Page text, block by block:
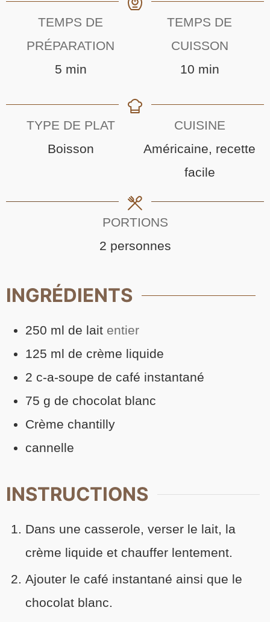
TEMPS DE
PRÉPARATION
5minutes
min
TEMPS DE
CUISSON
10minutes
min
TYPE DE PLAT
Boisson
CUISINE
Américaine, recette
facile
PORTIONS
2 personnes
INGRÉDIENTS
250 ml de lait entier
125 ml de crème liquide
2 c-a-soupe de café instantané
75 g de chocolat blanc
Crème chantilly
cannelle
INSTRUCTIONS
Dans une casserole, verser le lait, la
crème liquide et chauffer lentement.
Ajouter le café instantané ainsi que le
chocolat blanc.